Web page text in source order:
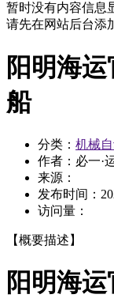
暂时没有内容信息
请先在网站后台添
阳明海
船
分类： 机械
作者：必一·
来源：
发布时间：
访问量：
【概要描述】
阳明海